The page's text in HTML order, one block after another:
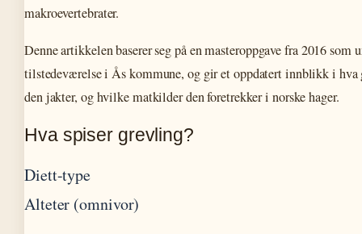
makroevertebrater.
Denne artikkelen baserer seg på en masteroppgave fra 2016 som
tilstedeværelse i Ås kommune, og gir et oppdatert innblikk i hva
den jakter, og hvilke matkilder den foretrekker i norske hager.
Hva spiser grevling?
Diett-type
Alteter (omnivor)